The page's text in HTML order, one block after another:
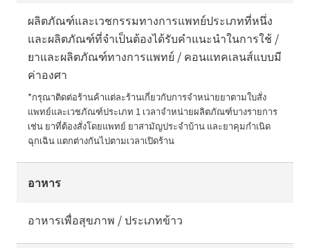
ผลิตภัณฑ์และเวชกรรมทางการแพทย์ประเภทที่หนึ่ง
และผลิตภัณฑ์ที่จำเป็นต้องได้รับคำแนะนำในการใช้ /
ยาและผลิตภัณฑ์ทางการแพทย์ / คอนแทคเลนส์แบบมี
ค่าองศา
*กรุณาติดต่อร้านค้าแต่ละร้านเกี่ยวกับการจำหน่ายยาตามใบสั่ง
แพทย์และเวชภัณฑ์ประเภท 1 เวลาจำหน่ายผลิตภัณฑ์บางรายการ
เช่น ยาที่ต้องสั่งโดยแพทย์ ยาสามัญประจำบ้าน และยาคุมกำเนิด
ฉุกเฉิน แตกต่างกันไปตามเวลาเปิดร้าน
อาหาร
อาหารเพื่อสุขภาพ / ประเภทข้าว